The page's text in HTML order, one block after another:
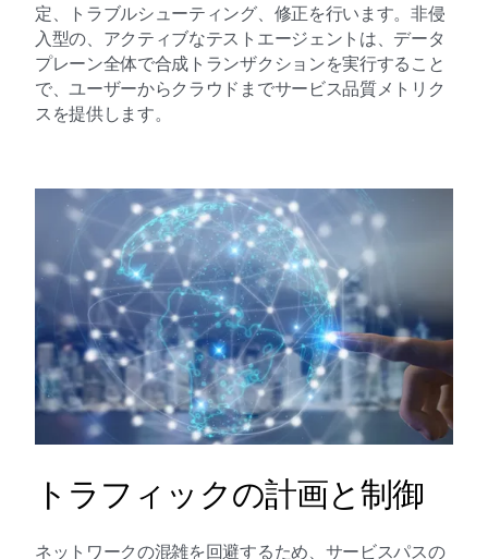
定、トラブルシューティング、修正を行います。非侵
入型の、アクティブなテストエージェントは、データ
プレーン全体で合成トランザクションを実行すること
で、ユーザーからクラウドまでサービス品質メトリク
スを提供します。
トラフィックの計画と制御
ネットワークの混雑を回避するため、サービスパスの